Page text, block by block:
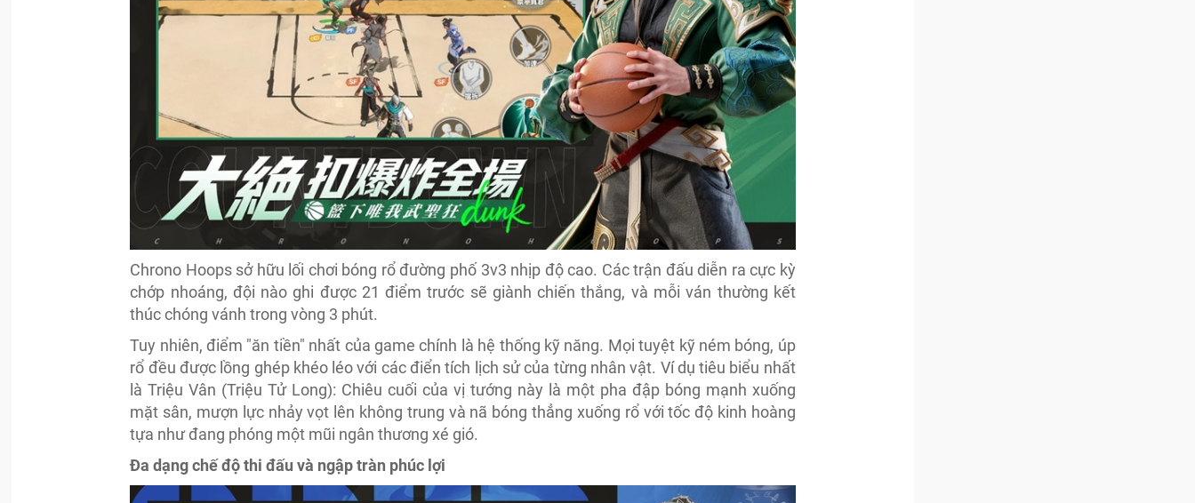
Chrono Hoops sở hữu lối chơi bóng rổ đường phố 3v3 nhịp độ cao. Các trận đấu diễn ra cực kỳ
chớp nhoáng, đội nào ghi được 21 điểm trước sẽ giành chiến thắng, và mỗi ván thường kết
thúc chóng vánh trong vòng 3 phút.
Tuy nhiên, điểm "ăn tiền" nhất của game chính là hệ thống kỹ năng. Mọi tuyệt kỹ ném bóng, úp
rổ đều được lồng ghép khéo léo với các điển tích lịch sử của từng nhân vật. Ví dụ tiêu biểu nhất
là Triệu Vân (Triệu Tử Long): Chiêu cuối của vị tướng này là một pha đập bóng mạnh xuống
mặt sân, mượn lực nhảy vọt lên không trung và nã bóng thẳng xuống rổ với tốc độ kinh hoàng
tựa như đang phóng một mũi ngân thương xé gió.
Đa dạng chế độ thi đấu và ngập tràn phúc lợi